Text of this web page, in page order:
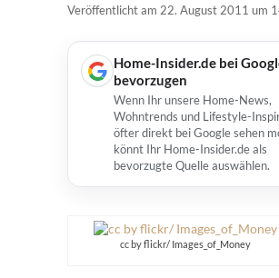
Veröffentlicht am 22. August 2011 um
Home-Insider.de bei
bevorzugen
Wenn Ihr unsere Home-News,
Wohntrends und Lifestyle-
öfter direkt bei Google sehen
könnt Ihr Home-Insider.de als
bevorzugte Quelle auswählen.
cc by flickr/ Images_of_Money